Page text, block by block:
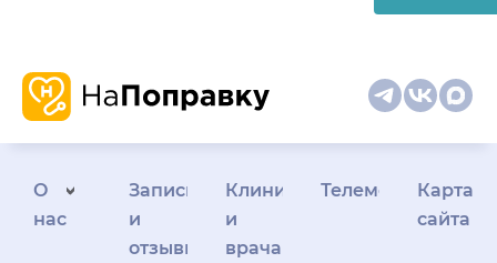
О
нас
Запись
и
отзывы
Клиникам
и
врачам
Телемедицина
Карта
сайта